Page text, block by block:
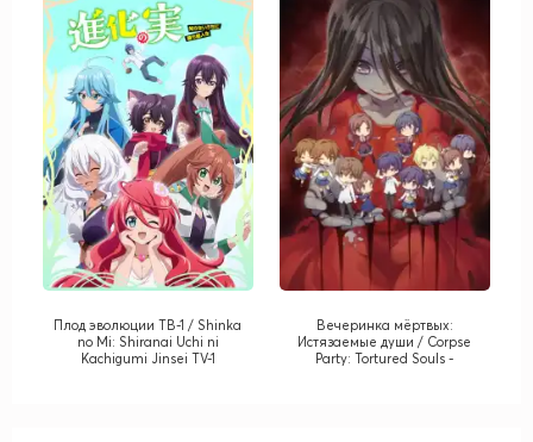
Плод эволюции ТВ-1 / Shinka
no Mi: Shiranai Uchi ni
Kachigumi Jinsei TV-1
Вечеринка мёртвых:
Истязаемые души / Corpse
Party: Tortured Souls -